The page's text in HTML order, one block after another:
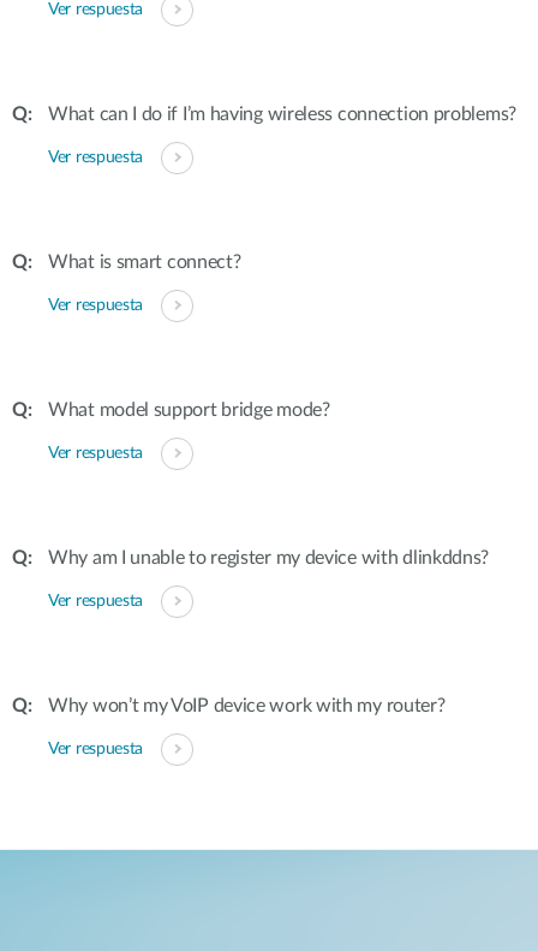
Ver respuesta
What can I do if I’m having wireless connection problems?
Ver respuesta
What is smart connect?
Ver respuesta
What model support bridge mode?
Ver respuesta
Why am I unable to register my device with dlinkddns?
Ver respuesta
Why won’t my VoIP device work with my router?
Ver respuesta